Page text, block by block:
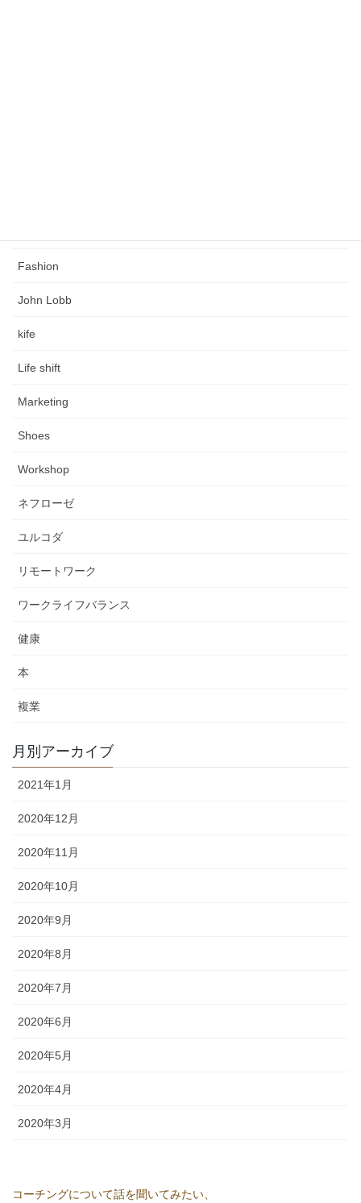
Fashion
John Lobb
kife
Life shift
Marketing
Shoes
Workshop
ネフローゼ
ユルコダ
リモートワーク
ワークライフバランス
健康
本
複業
月別アーカイブ
2021年1月
2020年12月
2020年11月
2020年10月
2020年9月
2020年8月
2020年7月
2020年6月
2020年5月
2020年4月
2020年3月
コーチングについて話を聞いてみたい、